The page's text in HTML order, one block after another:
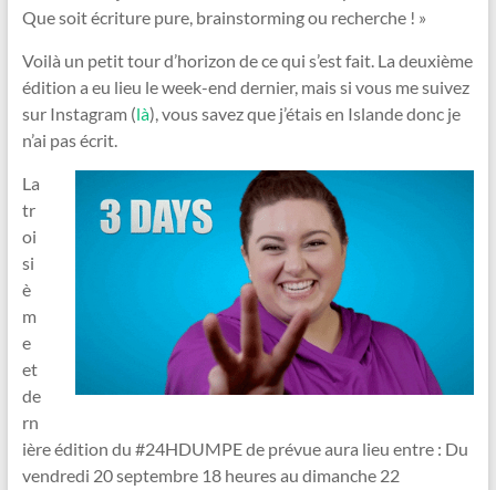
Que soit écriture pure, brainstorming ou recherche ! »
Voilà un petit tour d’horizon de ce qui s’est fait. La deuxième
édition a eu lieu le week-end dernier, mais si vous me suivez
sur Instagram (là), vous savez que j’étais en Islande donc je
n’ai pas écrit.
La
tr
oi
si
è
m
e
et
de
rn
ière édition du #24HDUMPE de prévue aura lieu entre : Du
vendredi 20 septembre 18 heures au dimanche 22